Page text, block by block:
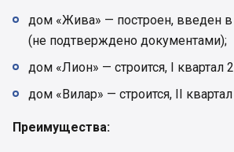
дом «Жива» — построен, введен
(не подтверждено документами);
дом «Лион» — строится, I квартал
дом «Вилар» — строится, IІ
Преимущества: